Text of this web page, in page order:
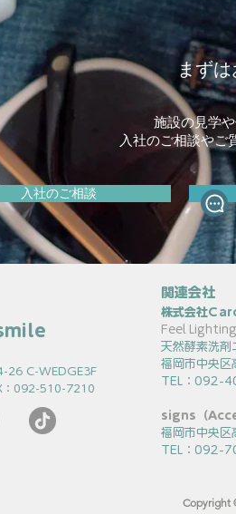
まず
施設の見学
入社のご相談やご
入社のご相談
26 C-WEDGE3F
092-510-7210
関連会社
株式会社
Feel Lighting
天然酵素洗剤
福岡市中央
TEL：092-
signs（
福岡市中央
TEL：092-
Copyright